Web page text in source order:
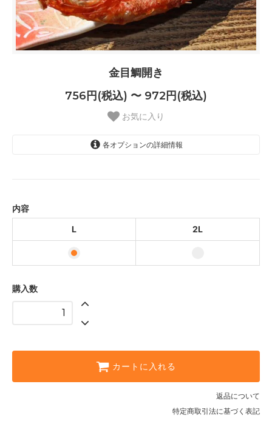
金目鯛開き
756円(税込) 〜 972円(税込)
お気に入り
各オプションの詳細情報
内容
L
2L
購入数
カートに入れる
返品について
特定商取引法に基づく表記